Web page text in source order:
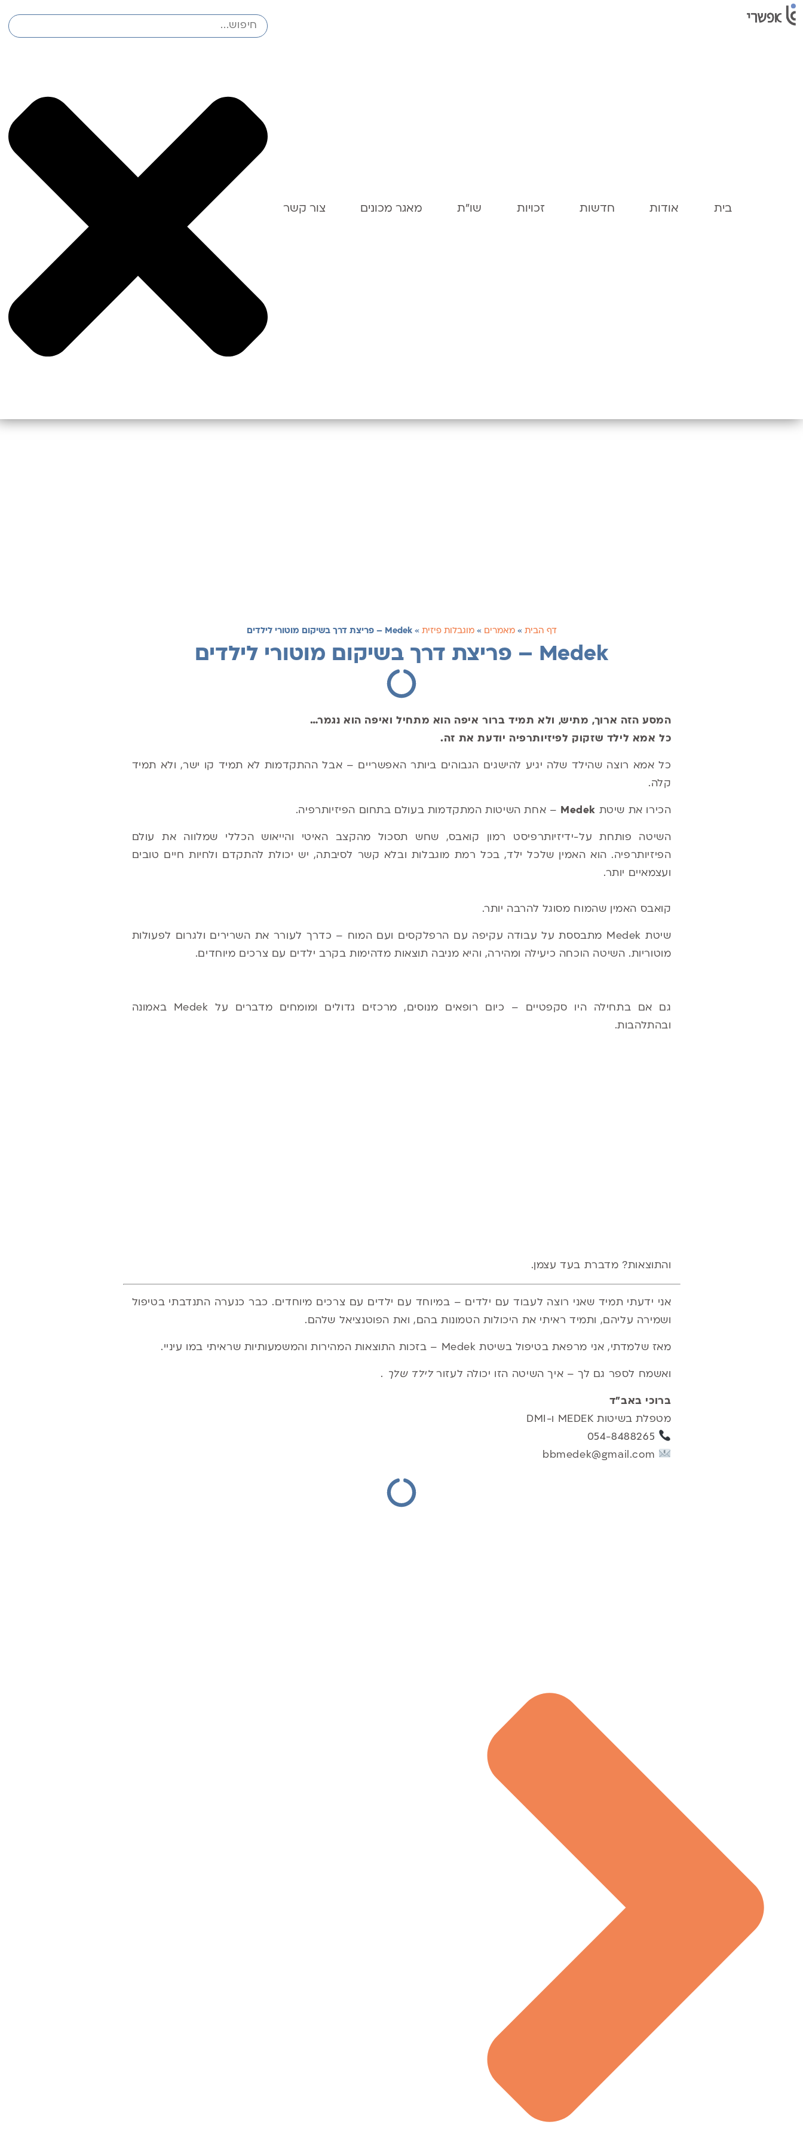
בית אודות חדשות זכויות שו"ת מאגר מכונים צור קשר
דף הבית »מאמרים »מוגבלות פיזית »Medek – פריצת דרך בשיקום מוטורי לילדים
Medek – פריצת דרך בשיקום מוטורי לילדים
המסע הזה ארוך, מתיש, ולא תמיד ברור איפה הוא מתחיל ואיפה הוא נגמר…
כל אמא לילד שזקוק לפיזיותרפיה יודעת את זה.
כל אמא רוצה שהילד שלה יגיע להישגים הגבוהים ביותר האפשריים – אבל ההתקדמות לא תמיד קו ישר, ולא תמיד
קלה.
הכירו את שיטת Medek – אחת השיטות המתקדמות בעולם בתחום הפיזיותרפיה.
השיטה פותחת על-ידיזיותרפיסט רמון קואבס, שחש תסכול מהקצב האיטי והייאוש הכללי שמלווה את עולם
הפיזיותרפיה. הוא האמין שלכל ילד, בכל רמת מוגבלות ובלא קשר לסיבתה, יש יכולת להתקדם ולחיות חיים טובים
ועצמאיים יותר.
קואבס האמין שהמוח מסוגל להרבה יותר.
שיטת Medek מתבססת על עבודה עקיפה עם הרפלקסים ועם המוח – כדרך לעורר את השרירים ולגרום לפעולות
מוטוריות. השיטה הוכחה כיעילה ומהירה, והיא מניבה תוצאות מדהימות בקרב ילדים עם צרכים מיוחדים.
גם אם בתחילה היו סקפטיים – כיום רופאים מנוסים, מרכזים גדולים ומומחים מדברים על Medek באמונה
ובהתלהבות.
והתוצאות? מדברת בעד עצמן.
אני ידעתי תמיד שאני רוצה לעבוד עם ילדים – במיוחד עם ילדים עם צרכים מיוחדים. כבר כנערה התנדבתי בטיפול
ושמירה עליהם, ותמיד ראיתי את היכולות הטמונות בהם, ואת הפוטנציאל שלהם.
מאז שלמדתי, אני מרפאת בטיפול בשיטת Medek – בזכות התוצאות המהירות והמשמעותיות שראיתי במו עיניי.
ואשמח לספר גם לך – איך השיטה הזו יכולה לעזורלילד שלך .
ברוכי באב"ד
מטפלת בשיטות MEDEK ו-DMI
bbmedek@gmail.com